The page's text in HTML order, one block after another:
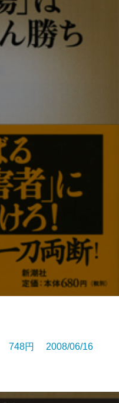
748円 2008/06/16